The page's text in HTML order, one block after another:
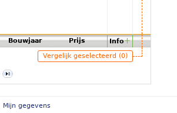
Bouwjaar Prijs Info+
Vergelijk geselecteerd (0)
Mijn gegevens